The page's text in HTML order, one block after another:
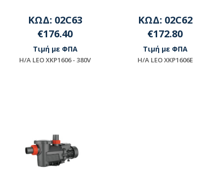
ΚΩΔ: 02C63
€176.40
Τιμή με ΦΠΑ
Η/Α LEO XKP1606 - 380V
ΚΩΔ: 02C62
€172.80
Τιμή με ΦΠΑ
Η/Α LEO XKP1606E